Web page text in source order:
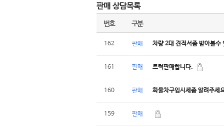
판매 상담목록
번호 구분
162 판매 차량 2대 견적서좀 받아볼수
161 판매 트럭판매합니다.
160 판매 화물차구입시세좀 알려주세
159 판매